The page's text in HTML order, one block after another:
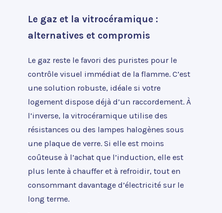
Le gaz et la vitrocéramique :
alternatives et compromis
Le gaz reste le favori des puristes pour le
contrôle visuel immédiat de la flamme. C’est
une solution robuste, idéale si votre
logement dispose déjà d’un raccordement. À
l’inverse, la vitrocéramique utilise des
résistances ou des lampes halogènes sous
une plaque de verre. Si elle est moins
coûteuse à l’achat que l’induction, elle est
plus lente à chauffer et à refroidir, tout en
consommant davantage d’électricité sur le
long terme.